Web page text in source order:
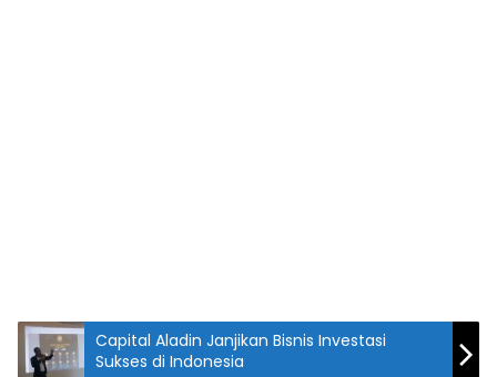
Capital Aladin Janjikan Bisnis Investasi
Sukses di Indonesia